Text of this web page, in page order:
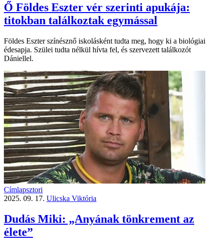
Ő Földes Eszter vér szerinti apukája:
titokban találkoztak egymással
Földes Eszter színésznő iskolásként tudta meg, hogy ki a biológiai
édesapja. Szülei tudta nélkül hívta fel, és szervezett találkozót
Dániellel.
Címlapsztori
2025. 09. 17. Ulicska Viktória
Dudás Miki: „Anyának tönkrement az
élete”